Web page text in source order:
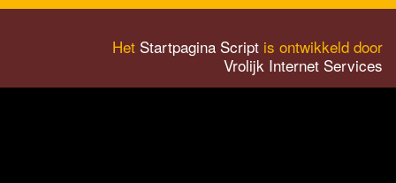
Het Startpagina Script is ontwikkeld door
Vrolijk Internet Services